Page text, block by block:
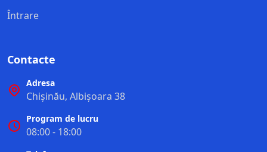
Întrare
Contacte
Adresa
Chișinău, Albișoara 38
Program de lucru
08:00 - 18:00